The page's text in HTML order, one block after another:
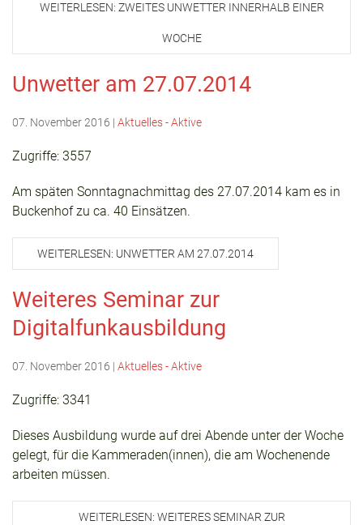
WEITERLESEN: ZWEITES UNWETTER INNERHALB EINER
WOCHE
Unwetter am 27.07.2014
07. November 2016 | Aktuelles - Aktive
Zugriffe: 3557
Am späten Sonntagnachmittag des 27.07.2014 kam es in
Buckenhof zu ca. 40 Einsätzen.
WEITERLESEN: UNWETTER AM 27.07.2014
Weiteres Seminar zur
Digitalfunkausbildung
07. November 2016 | Aktuelles - Aktive
Zugriffe: 3341
Dieses Ausbildung wurde auf drei Abende unter der Woche
gelegt, für die Kammeraden(innen), die am Wochenende
arbeiten müssen.
WEITERLESEN: WEITERES SEMINAR ZUR